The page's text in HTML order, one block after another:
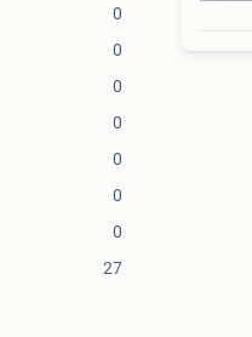
0
0
0
0
0
0
0
27